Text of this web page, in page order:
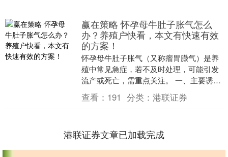
赢在策略 怀孕母牛肚子胀气怎么
办？养殖户快看，本文有快速有效
的方案！
怀孕母牛肚子胀气（又称瘤胃臌气）是养
殖中常见急症，若不及时处理，可能引发
流产或死亡，需重点关注。 一、主要诱因
饲料搭配不当：过量喂食青贮料、豆科牧
草（如苜蓿）....
查看： 191 分类： 港联证券
港联证券文章已加载完成